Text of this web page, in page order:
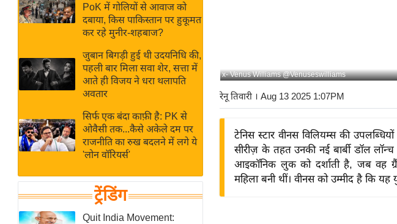
Hindi
Hindi
Videos
बजट
IPL
2026
ई-पेपर
मिसाल बेमिसाल
शख्सियत
यंग इंडिया
साहित्य जगत
ऑटो वर्ल्ड
PoK में गोलियों से आवाज को
दबाया, किस पाकिस्तान पर हुकूमत
कर रहे मुनीर-शहबाज?
जुबान बिगड़ी हुई थी उदयनिधि की,
पहली बार मिला सवा शेर, सत्ता में
आते ही विजय ने धरा थलापति
अवतार
सिर्फ एक बंदा काफ़ी है: PK से
ओवैसी तक...कैसे अकेले दम पर
राजनीति का रुख बदलने में लगे ये
'लोन वॉरियर्स'
ट्रेंडिंग
Quit India Movement:
x- Venus Williams @Venuseswilliams
रेनू तिवारी । Aug 13 2025 1:07PM
टेनिस स्टार वीनस विलियम्स की
सीरीज़ के तहत उनकी नई बार्बी डॉल
आइकॉनिक लुक को दर्शाती है, जब वह
महिला बनी थीं। वीनस को उम्मीद है कि